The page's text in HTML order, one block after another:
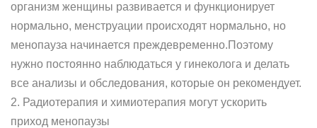
организм женщины развивается и функционирует
нормально, менструации происходят нормально, но
менопауза начинается преждевременно.Поэтому
нужно постоянно наблюдаться у гинеколога и делать
все анализы и обследования, которые он рекомендует.
2. Радиотерапия и химиотерапия могут ускорить
приход менопаузы